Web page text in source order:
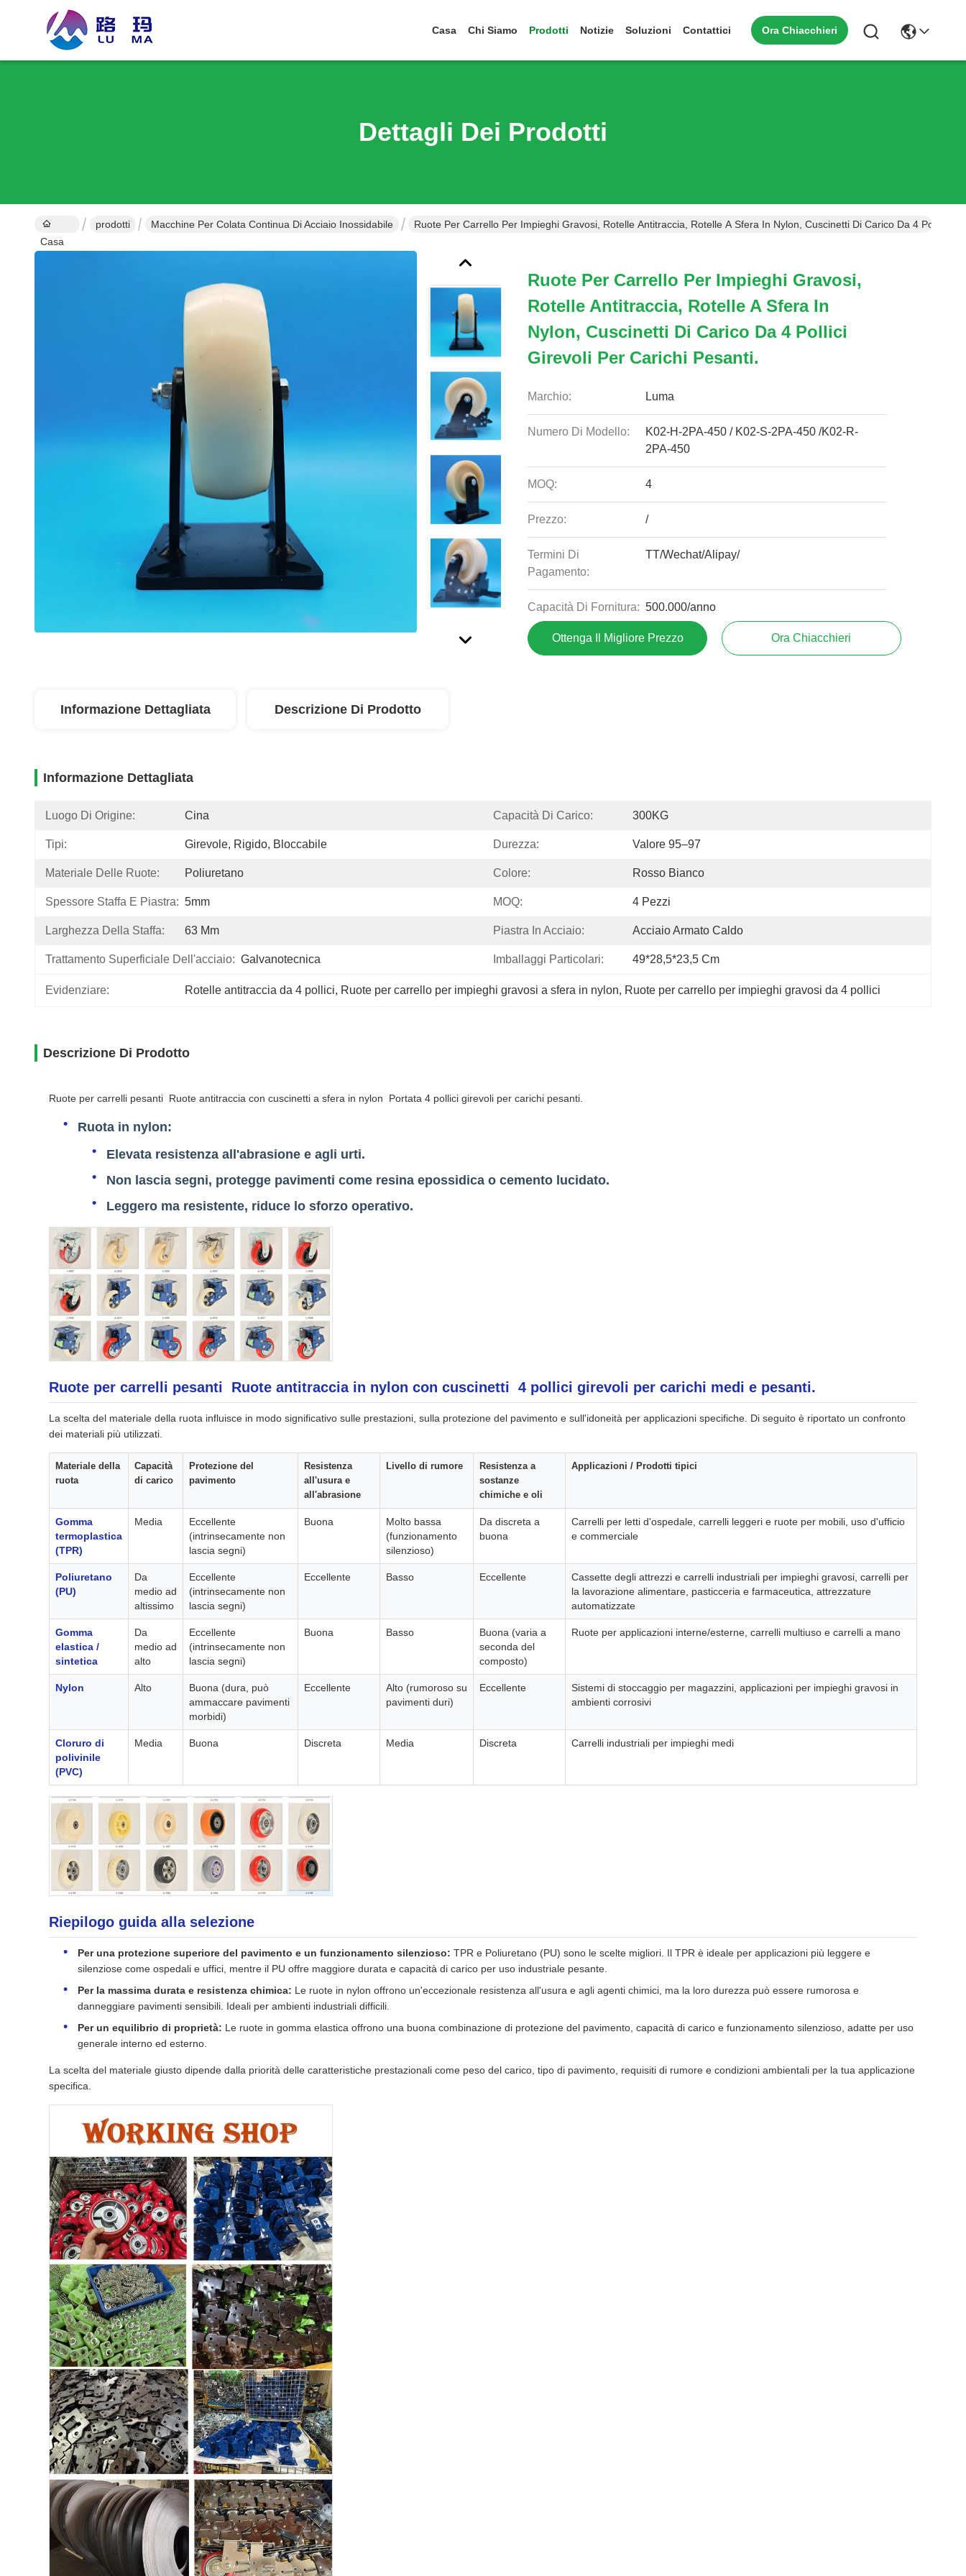
Casa Chi Siamo Prodotti Notizie Soluzioni Contattici Ora Chiacchieri
Dettagli Dei Prodotti
Casa
prodotti Macchine Per Colata Continua Di Acciaio Inossidabile Ruote Per Carrello Per Impieghi Gravosi, Rotelle Antitraccia, Rotelle A Sfera In Nylon, Cuscinetti Di Carico Da 4 Pollici
Ruote Per Carrello Per Impieghi Gravosi,
Rotelle Antitraccia, Rotelle A Sfera In
Nylon, Cuscinetti Di Carico Da 4 Pollici
Girevoli Per Carichi Pesanti.
Marchio: Luma
Numero Di Modello:
K02-H-2PA-450 / K02-S-2PA-450 /K02-R-
2PA-450
MOQ: 4
Prezzo: /
Termini Di
Pagamento:
TT/Wechat/Alipay/
Capacità Di Fornitura: 500.000/anno
Ottenga Il Migliore Prezzo Ora Chiacchieri
Informazione Dettagliata Descrizione Di Prodotto
Informazione Dettagliata
Luogo Di Origine: Cina Capacità Di Carico: 300KG
Tipi: Girevole, Rigido, Bloccabile Durezza: Valore 95–97
Materiale Delle Ruote: Poliuretano Colore: Rosso Bianco
Spessore Staffa E Piastra: 5mm MOQ: 4 Pezzi
Larghezza Della Staffa: 63 Mm Piastra In Acciaio: Acciaio Armato Caldo
Trattamento Superficiale Dell'acciaio: Galvanotecnica Imballaggi Particolari: 49*28,5*23,5 Cm
Evidenziare: Rotelle antitraccia da 4 pollici, Ruote per carrello per impieghi gravosi a sfera in nylon, Ruote per carrello per impieghi gravosi da 4 pollici
Descrizione Di Prodotto
Ruote per carrelli pesanti Ruote antitraccia con cuscinetti a sfera in nylon Portata 4 pollici girevoli per carichi pesanti.
Ruota in nylon:
Elevata resistenza all'abrasione e agli urti.
Non lascia segni, protegge pavimenti come resina epossidica o cemento lucidato.
Leggero ma resistente, riduce lo sforzo operativo.
Ruote per carrelli pesanti Ruote antitraccia in nylon con cuscinetti 4 pollici girevoli per carichi medi e pesanti.
La scelta del materiale della ruota influisce in modo significativo sulle prestazioni, sulla protezione del pavimento e sull'idoneità per applicazioni specifiche. Di seguito è riportato un confronto
dei materiali più utilizzati.
Materiale della
ruota
Capacità
di carico
Protezione del
pavimento
Resistenza
all'usura e
all'abrasione
Livello di rumore
Resistenza a
sostanze
chimiche e oli
Applicazioni / Prodotti tipici
Gomma
termoplastica
(TPR)
Media
Eccellente
(intrinsecamente non
lascia segni)
Buona
Molto bassa
(funzionamento
silenzioso)
Da discreta a
buona
Carrelli per letti d'ospedale, carrelli leggeri e ruote per mobili, uso d'ufficio
e commerciale
Poliuretano
(PU)
Da
medio ad
altissimo
Eccellente
(intrinsecamente non
lascia segni)
Eccellente Basso Eccellente
Cassette degli attrezzi e carrelli industriali per impieghi gravosi, carrelli per
la lavorazione alimentare, pasticceria e farmaceutica, attrezzature
automatizzate
Gomma
elastica /
sintetica
Da
medio ad
alto
Eccellente
(intrinsecamente non
lascia segni)
Buona Basso
Buona (varia a
seconda del
composto)
Ruote per applicazioni interne/esterne, carrelli multiuso e carrelli a mano
Nylon Alto
Buona (dura, può
ammaccare pavimenti
morbidi)
Eccellente
Alto (rumoroso su
pavimenti duri)
Eccellente
Sistemi di stoccaggio per magazzini, applicazioni per impieghi gravosi in
ambienti corrosivi
Cloruro di
polivinile
(PVC)
Media Buona Discreta Media Discreta Carrelli industriali per impieghi medi
Riepilogo guida alla selezione
Per una protezione superiore del pavimento e un funzionamento silenzioso: TPR e Poliuretano (PU) sono le scelte migliori. Il TPR è ideale per applicazioni più leggere e
silenziose come ospedali e uffici, mentre il PU offre maggiore durata e capacità di carico per uso industriale pesante.
Per la massima durata e resistenza chimica: Le ruote in nylon offrono un'eccezionale resistenza all'usura e agli agenti chimici, ma la loro durezza può essere rumorosa e
danneggiare pavimenti sensibili. Ideali per ambienti industriali difficili.
Per un equilibrio di proprietà: Le ruote in gomma elastica offrono una buona combinazione di protezione del pavimento, capacità di carico e funzionamento silenzioso, adatte per uso
generale interno ed esterno.
La scelta del materiale giusto dipende dalla priorità delle caratteristiche prestazionali come peso del carico, tipo di pavimento, requisiti di rumore e condizioni ambientali per la tua applicazione
specifica.